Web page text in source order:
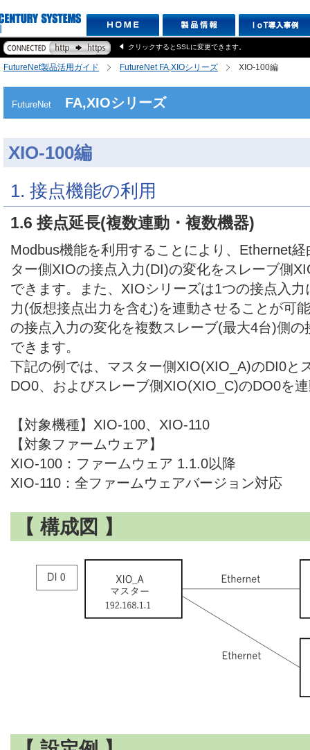
クリックするとSSLに変更できます。
FutureNet製品活用ガイド FutureNet FA,XIOシリーズ XIO-100編
FutureNet FA,XIOシリーズ
XIO-100編
1. 接点機能の利用
1.6 接点延長(複数連動・複数機器)
Modbus機能を利用することにより、Ethernet
ター側XIOの接点入力(DI)の変化をスレーブ側
できます。また、XIOシリーズは1つの接点入
力(仮想接点出力を含む)を連動させることが可
の接点入力の変化を複数スレーブ(最大4台)側
できます。
下記の例では、マスター側XIO(XIO_A)のDI0と
DO0、およびスレーブ側XIO(XIO_C)のDO0を
【対象機種】XIO-100、XIO-110
【対象ファームウェア】
XIO-100：ファームウェア 1.1.0以降
XIO-110：全ファームウェアバージョン対応
【 構成図 】